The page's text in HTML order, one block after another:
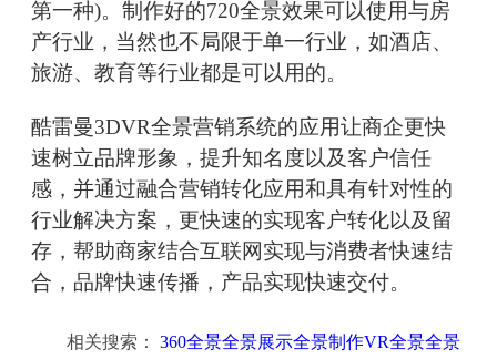
第一种)。制作好的720全景效果可以使用与房
产行业，当然也不局限于单一行业，如酒店、
旅游、教育等行业都是可以用的。
酷雷曼3DVR全景营销系统的应用让商企更快
速树立品牌形象，提升知名度以及客户信任
感，并通过融合营销转化应用和具有针对性的
行业解决方案，更快速的实现客户转化以及留
存，帮助商家结合互联网实现与消费者快速结
合，品牌快速传播，产品实现快速交付。
相关搜索： 360全景全景展示全景制作VR全景全景